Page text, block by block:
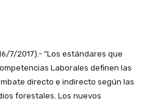
7/2017).- “Los estándares que
Laborales definen las
directo e indirecto según las
forestales. Los nuevos